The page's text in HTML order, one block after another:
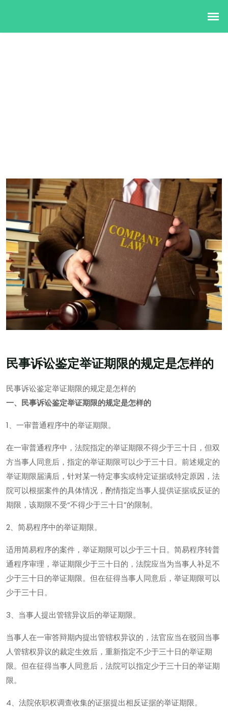
民事诉讼鉴定举证期限的规定是怎样的
民事诉讼鉴定举证期限的规定是怎样的
一、民事诉讼鉴定举证期限的规定是怎样的
1、一审普通程序中的举证期限。
在一审普通程序中，法院指定的举证期限不得少于三十日，但双
方当事人同意后，指定的举证期限可以少于三十日。前述规定的
举证期限届满后，针对某一特定事实或特定证据或特定原因，法
院可以根据案件的具体情况，酌情指定当事人提供证据或反证的
期限，该期限不受“不得少于三十日”的限制。
2、简易程序中的举证期限。
适用简易程序的案件，举证期限可以少于三十日。简易程序转普
通程序审理，举证期限少于三十日的，法院应当为当事人补足不
少于三十日的举证期限。但在征得当事人同意后，举证期限可以
少于三十日。
3、当事人提出管辖异议后的举证期限。
当事人在一审答辩期内提出管辖权异议的，法官应当在驳回当事
人管辖权异议的裁定生效后，重新指定不少于三十日的举证期
限。但在征得当事人同意后，法院可以指定少于三十日的举证期
限。
4、法院依职权调查收集的证据提出相反证据的举证期限。